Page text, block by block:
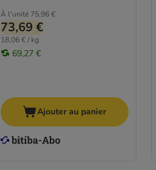
À l'unité 75,96 €
73,69 €
18,06 € / kg
69,27 €
Ajouter au panier